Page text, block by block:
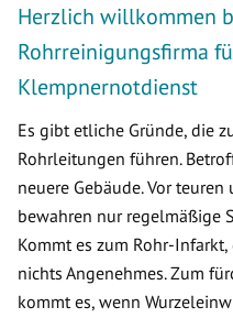
Herzlich willkommen
Rohrreinigungsfirma
Klempnernotdienst
Es gibt etliche Gründe, die
Rohrleitungen führen.
neuere Gebäude. Vor
bewahren nur regelmäßige
Kommt es zum Rohr-
nichts Angenehmes. Zum
kommt es, wenn